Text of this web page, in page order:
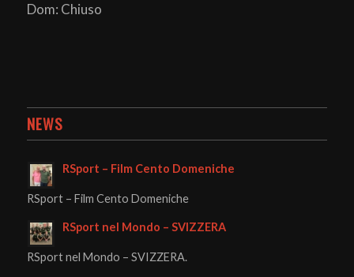
Dom: Chiuso
NEWS
RSport – Film Cento Domeniche
RSport – Film Cento Domeniche
RSport nel Mondo – SVIZZERA
RSport nel Mondo – SVIZZERA.